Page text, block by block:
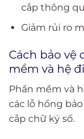
cắp thông
Giảm rủi ro
Cách bảo vệ
mềm và hệ
Phần mềm và
các lỗ hổng
cắp chữ ký số.